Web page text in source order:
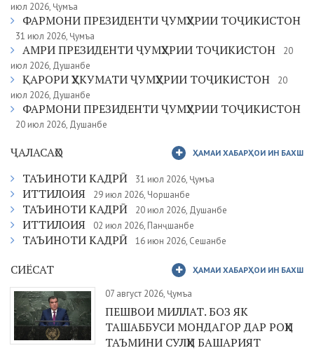
июл 2026, Ҷумъа
ФАРМОНИ ПРЕЗИДЕНТИ ҶУМҲУРИИ ТОҶИКИСТОН
31 июл 2026, Ҷумъа
АМРИ ПРЕЗИДЕНТИ ҶУМҲУРИИ ТОҶИКИСТОН
20
июл 2026, Душанбе
ҚАРОРИ ҲУКУМАТИ ҶУМҲУРИИ ТОҶИКИСТОН
20
июл 2026, Душанбе
ФАРМОНИ ПРЕЗИДЕНТИ ҶУМҲУРИИ ТОҶИКИСТОН
20 июл 2026, Душанбе
ҶАЛАСАҲО ҲАМАИ ХАБАРҲОИ ИН БАХШ
ТАЪИНОТИ КАДРӢ 31 июл 2026, Ҷумъа
ИТТИЛОИЯ 29 июл 2026, Чоршанбе
ТАЪИНОТИ КАДРӢ 20 июл 2026, Душанбе
ИТТИЛОИЯ 02 июл 2026, Панҷшанбе
ТАЪИНОТИ КАДРӢ 16 июн 2026, Сешанбе
СИЁСАТ ҲАМАИ ХАБАРҲОИ ИН БАХШ
07 август 2026, Ҷумъа
ПЕШВОИ МИЛЛАТ. БОЗ ЯК
ТАШАББУСИ МОНДАГОР ДАР РОҲИ
ТАЪМИНИ СУЛҲИ БАШАРИЯТ